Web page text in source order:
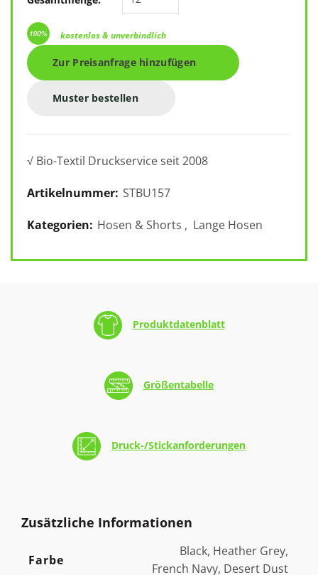
kostenlos & unverbindlich
Muster bestellen
√ Bio-Textil Druckservice seit 2008
Artikelnummer: STBU157
Kategorien: Hosen & Shorts , Lange Hosen
Produktdatenblatt
Größentabelle
Druck-/Stickanforderungen
Zusätzliche Informationen
Farbe
Black, Heather Grey,
French Navy, Desert Dust